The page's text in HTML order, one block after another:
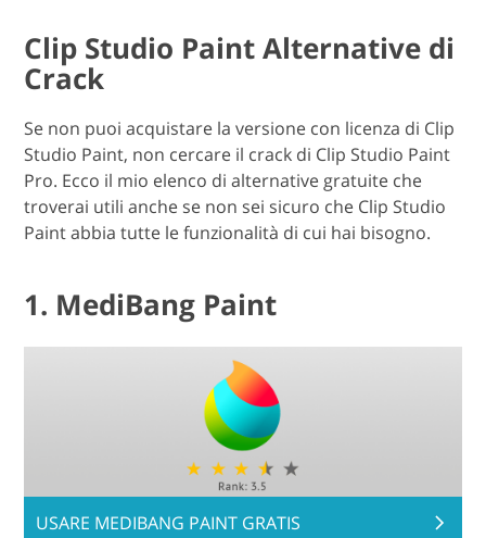
Clip Studio Paint Alternative di
Crack
Se non puoi acquistare la versione con licenza di Clip
Studio Paint, non cercare il crack di Clip Studio Paint
Pro. Ecco il mio elenco di alternative gratuite che
troverai utili anche se non sei sicuro che Clip Studio
Paint abbia tutte le funzionalità di cui hai bisogno.
1. MediBang Paint
USARE MEDIBANG PAINT GRATIS